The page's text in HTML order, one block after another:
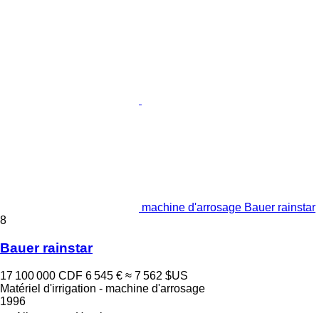
machine d'arrosage Bauer rainstar
8
Bauer rainstar
17 100 000 CDF 6 545 € ≈ 7 562 $US
Matériel d'irrigation - machine d'arrosage
1996